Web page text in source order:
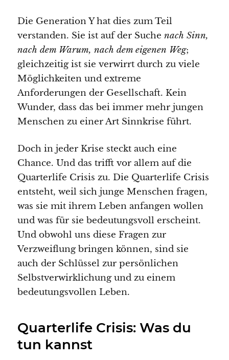
Die Generation Y hat dies zum Teil
verstanden. Sie ist auf der Suche nach Sinn,
nach dem Warum, nach dem eigenen Weg;
gleichzeitig ist sie verwirrt durch zu viele
Möglichkeiten und extreme
Anforderungen der Gesellschaft. Kein
Wunder, dass das bei immer mehr jungen
Menschen zu einer Art Sinnkrise führt.
Doch in jeder Krise steckt auch eine
Chance. Und das trifft vor allem auf die
Quarterlife Crisis zu. Die Quarterlife Crisis
entsteht, weil sich junge Menschen fragen,
was sie mit ihrem Leben anfangen wollen
und was für sie bedeutungsvoll erscheint.
Und obwohl uns diese Fragen zur
Verzweiflung bringen können, sind sie
auch der Schlüssel zur persönlichen
Selbstverwirklichung und zu einem
bedeutungsvollen Leben.
Quarterlife Crisis: Was du
tun kannst